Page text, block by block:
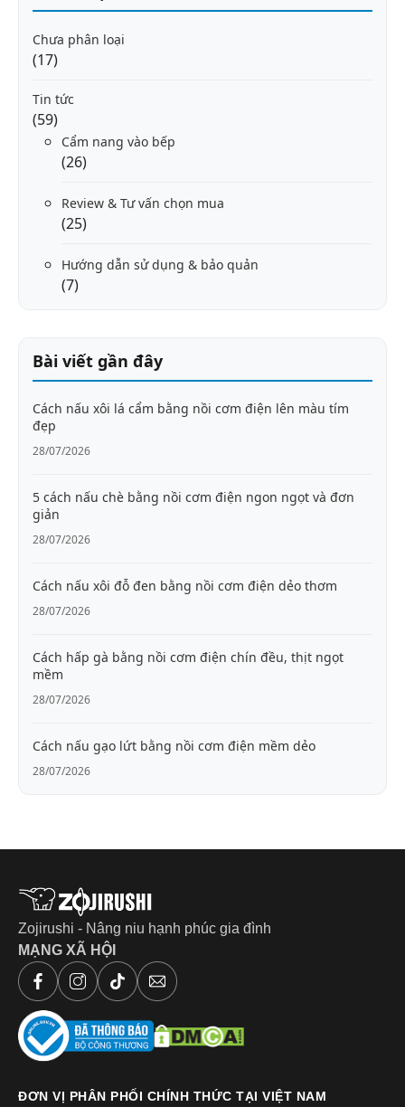
Chưa phân loại
(17)
Tin tức
(59)
Cẩm nang vào bếp
(26)
Review & Tư vấn chọn mua
(25)
Hướng dẫn sử dụng & bảo quản
(7)
Bài viết gần đây
Cách nấu xôi lá cẩm bằng nồi cơm điện lên màu tím
đẹp
28/07/2026
5 cách nấu chè bằng nồi cơm điện ngon ngọt và đơn
giản
28/07/2026
Cách nấu xôi đỗ đen bằng nồi cơm điện dẻo thơm
28/07/2026
Cách hấp gà bằng nồi cơm điện chín đều, thịt ngọt
mềm
28/07/2026
Cách nấu gạo lứt bằng nồi cơm điện mềm dẻo
28/07/2026
Zojirushi - Nâng niu hạnh phúc gia đình
MẠNG XÃ HỘI
ĐƠN VỊ PHÂN PHỐI CHÍNH THỨC TẠI VIỆT NAM